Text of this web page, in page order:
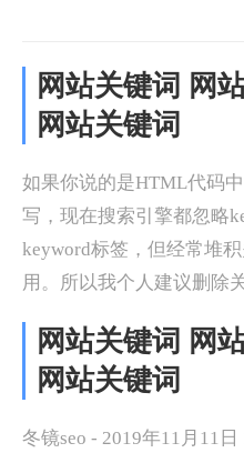
网站关键词 网
网站关键词
如果你说的是HTML代码
写，现在搜索引擎都忽略
keyword标签，但经常堆
用。所以我个人建议删除
网站关键词 网
网站关键词
冬镜seo - 2019年11月11